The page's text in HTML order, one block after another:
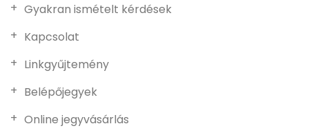
Gyakran ismételt kérdések
Kapcsolat
Linkgyűjtemény
Belépőjegyek
Online jegyvásárlás